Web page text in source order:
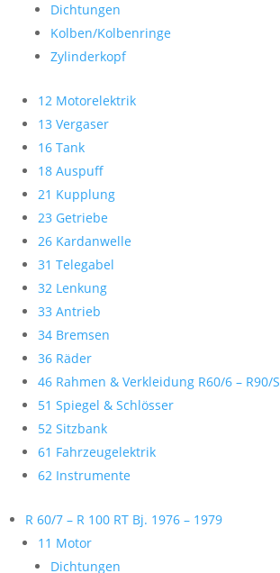
Dichtungen
Kolben/Kolbenringe
Zylinderkopf
12 Motorelektrik
13 Vergaser
16 Tank
18 Auspuff
21 Kupplung
23 Getriebe
26 Kardanwelle
31 Telegabel
32 Lenkung
33 Antrieb
34 Bremsen
36 Räder
46 Rahmen & Verkleidung R60/6 – R90/S
51 Spiegel & Schlösser
52 Sitzbank
61 Fahrzeugelektrik
62 Instrumente
R 60/7 – R 100 RT Bj. 1976 – 1979
11 Motor
Dichtungen